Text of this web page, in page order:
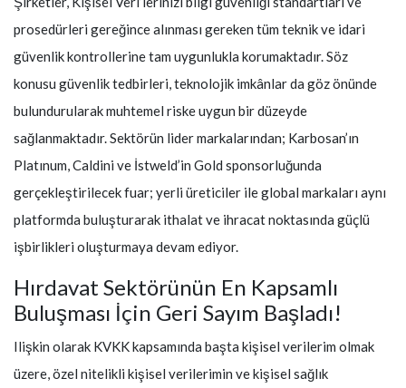
prosedürleri gereğince alınması gereken tüm teknik ve idari
güvenlik kontrollerine tam uygunlukla korumaktadır. Söz
konusu güvenlik tedbirleri, teknolojik imkânlar da göz önünde
bulundurularak muhtemel riske uygun bir düzeyde
sağlanmaktadır. Sektörün lider markalarından; Karbosan’ın
Platınum, Caldini ve İstweld’in Gold sponsorluğunda
gerçekleştirilecek fuar; yerli üreticiler ile global markaları aynı
platformda buluşturarak ithalat ve ihracat noktasında güçlü
işbirlikleri oluşturmaya devam ediyor.
Hırdavat Sektörünün En Kapsamlı
Buluşması İçin Geri Sayım Başladı!
Ilişkin olarak KVKK kapsamında başta kişisel verilerim olmak
üzere, özel nitelikli kişisel verilerimin ve kişisel sağlık